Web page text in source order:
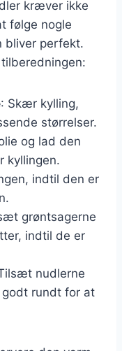
kræver ikke
følge nogle
bliver perfekt.
: Skær kylling,
størrelser.
og lad den
kyllingen.
indtil den er
grøntsagerne
indtil de er
nudlerne
rundt for at